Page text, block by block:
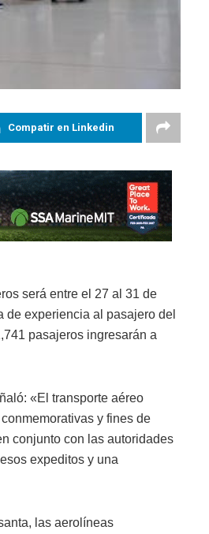
Compatir en Linkedin
será entre el 27 al 31 de
de experiencia al pasajero del
pasajeros ingresarán a
«El transporte aéreo
y fines de
conjunto con las autoridades
expeditos y una
las aerolíneas